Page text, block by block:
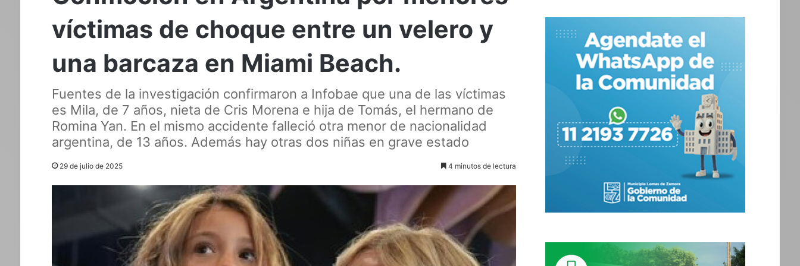
víctimas de choque entre un velero y
una barcaza en Miami Beach.
Fuentes de la investigación confirmaron a Infobae que una de las víctimas
es Mila, de 7 años, nieta de Cris Morena e hija de Tomás, el hermano de
Romina Yan. En el mismo accidente falleció otra menor de nacionalidad
argentina, de 13 años. Además hay otras dos niñas en grave estado
29 de julio de 2025 4 minutos de lectura